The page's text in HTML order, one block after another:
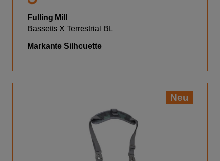
Fulling Mill
Bassetts X Terrestrial BL
Markante Silhouette
Neu